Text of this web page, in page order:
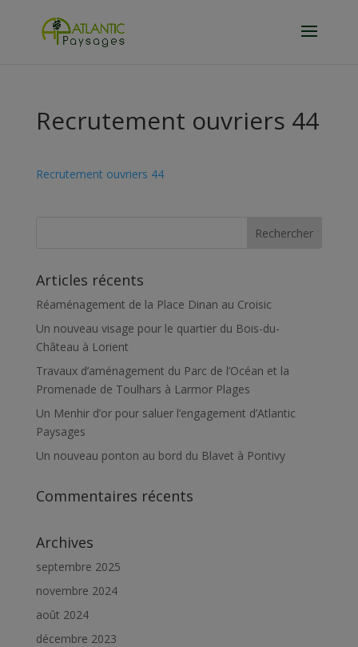
Recrutement ouvriers 44
Recrutement ouvriers 44
Articles récents
Réaménagement de la Place Dinan au Croisic
Un nouveau visage pour le quartier du Bois-du-
Château à Lorient
Travaux d’aménagement du Parc de l’Océan et la
Promenade de Toulhars à Larmor Plages
Un Menhir d’or pour saluer l’engagement d’Atlantic
Paysages
Un nouveau ponton au bord du Blavet à Pontivy
Commentaires récents
Archives
septembre 2025
novembre 2024
août 2024
décembre 2023